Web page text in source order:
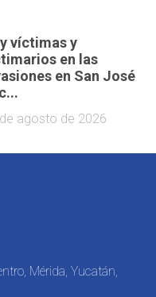
víctimas y
en las
en San José
agosto de 2026
Mérida, Yucatán,